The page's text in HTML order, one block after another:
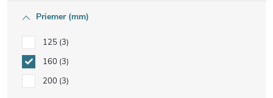
Priemer (mm)
125 3
160 3
200 3